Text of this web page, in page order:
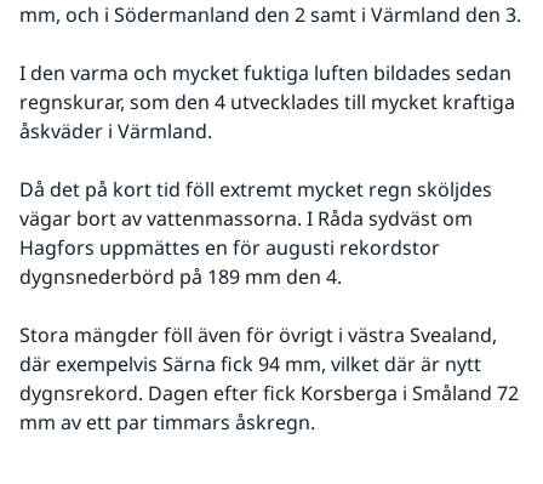
I den varma och mycket fuktiga luften bildades sedan
regnskurar, som den 4 utvecklades till mycket kraftiga
åskväder i Värmland.
Då det på kort tid föll extremt mycket regn sköljdes
vägar bort av vattenmassorna. I Råda sydväst om
Hagfors uppmättes en för augusti rekordstor
dygnsnederbörd på 189 mm den 4.
Stora mängder föll även för övrigt i västra Svealand,
där exempelvis Särna fick 94 mm, vilket där är nytt
dygnsrekord. Dagen efter fick Korsberga i Småland 72
mm av ett par timmars åskregn.